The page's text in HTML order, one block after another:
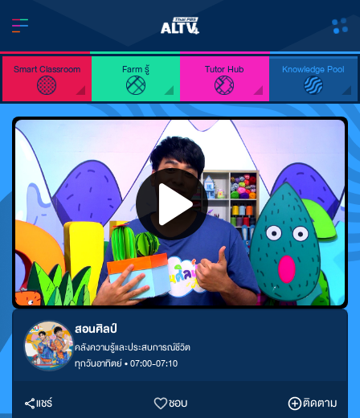
Smart Classroom Farm รู้ Tutor Hub Knowledge Pool
สอนศิลป์
คลังความรู้และประสบการณ์ชีวิต
ทุกวันอาทิตย์ • 07:00-07:10
แชร์ ชอบ ติดตาม